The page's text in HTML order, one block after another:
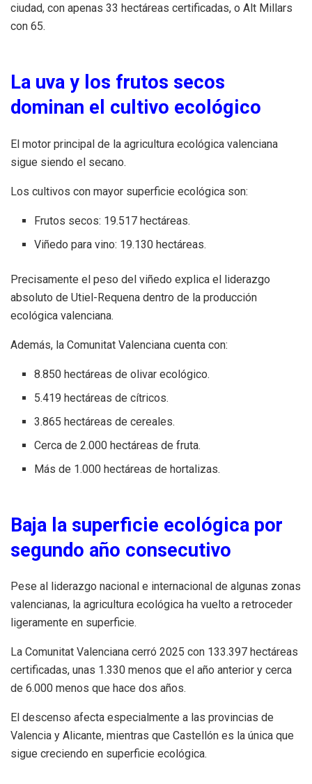
ciudad, con apenas 33 hectáreas certificadas, o Alt Millars
con 65.
La uva y los frutos secos
dominan el cultivo ecológico
El motor principal de la agricultura ecológica valenciana
sigue siendo el secano.
Los cultivos con mayor superficie ecológica son:
Frutos secos: 19.517 hectáreas.
Viñedo para vino: 19.130 hectáreas.
Precisamente el peso del viñedo explica el liderazgo
absoluto de Utiel-Requena dentro de la producción
ecológica valenciana.
Además, la Comunitat Valenciana cuenta con:
8.850 hectáreas de olivar ecológico.
5.419 hectáreas de cítricos.
3.865 hectáreas de cereales.
Cerca de 2.000 hectáreas de fruta.
Más de 1.000 hectáreas de hortalizas.
Baja la superficie ecológica por
segundo año consecutivo
Pese al liderazgo nacional e internacional de algunas zonas
valencianas, la agricultura ecológica ha vuelto a retroceder
ligeramente en superficie.
La Comunitat Valenciana cerró 2025 con 133.397 hectáreas
certificadas, unas 1.330 menos que el año anterior y cerca
de 6.000 menos que hace dos años.
El descenso afecta especialmente a las provincias de
Valencia y Alicante, mientras que Castellón es la única que
sigue creciendo en superficie ecológica.